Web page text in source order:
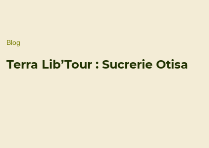
Blog
Terra Lib’Tour : Sucrerie Otisa